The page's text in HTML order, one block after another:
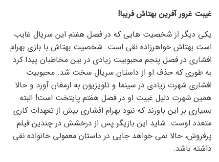
غیبت غرور آفرین بهتاش فریبا!
یکی دیگر از شخصیت هایی که در فصل هفتم این سریال غایب
است بهتاش خواهرزاده نقی است. شخصیت بهتاش با بازی بهرام
افشاری در فصل پنجم محبوبیت زیادی در بین مخاطبان پیدا کرد
به طوری که حذف او از داستان سریال سخت شد. محبوبیت
افشاری شهرت زیادی در سینما و تلویزیون به ارمغان آورد و حالا
همین شهرت دلیل غیبت او در فصل هفتم پایتخت است! البته
بسیاری بر این باورند که نبود بهرام افشاری بیش از تعهدات کاری
متعدد اوست. شاید این بازیگر پس از درخشش در چندین فیلم
پرفروش، حالا نمی خواهد جایی در داستان معمولی خانواده نقی
داشته باشد.